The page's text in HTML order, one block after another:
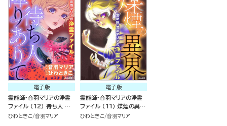
電子版
霊能師・音羽マリアの浄霊
ファイル （12） 待ち人 障
りありて【描き下ろし漫画
ひわときこ 音羽マリア
電子版
霊能師・音羽マリアの浄霊
ファイル （11） 煤煙の異界
【おまけ漫画付】
ひわときこ 音羽マリア